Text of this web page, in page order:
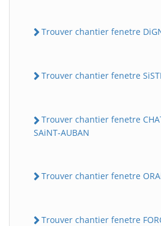
Trouver chantier fenetre
Trouver chantier fenetre
Trouver chantier fenetre
SAiNT-AUBAN
Trouver chantier fenetre
Trouver chantier fenetre